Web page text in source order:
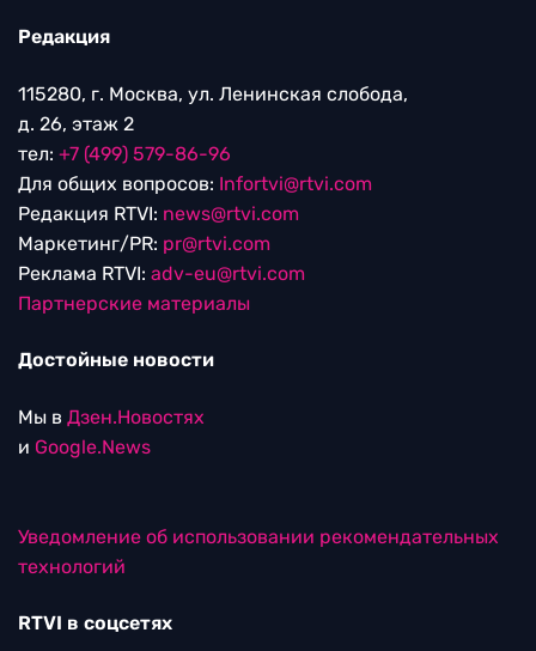
Редакция
115280, г. Москва, ул. Ленинская слобода,
д. 26, этаж 2
тел: +7 (499) 579-86-96
Для общих вопросов: Infortvi@rtvi.com
Редакция RTVI: news@rtvi.com
Маркетинг/PR: pr@rtvi.com
Реклама RTVI: adv-eu@rtvi.com
Партнерские материалы
Достойные новости
Мы в Дзен.Новостях
и Google.News
Уведомление об использовании рекомендательных
технологий
RTVI в соцсетях